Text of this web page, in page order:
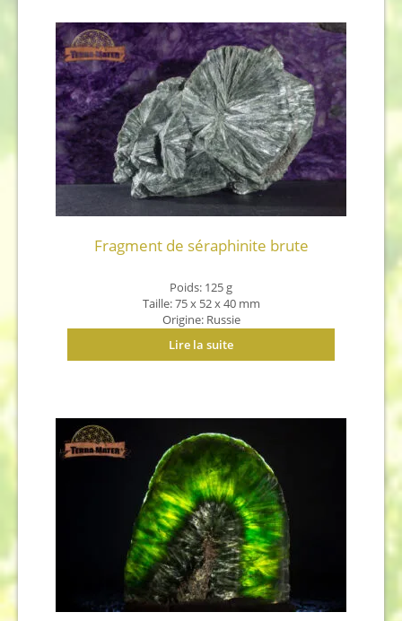
Fragment de séraphinite brute
Poids: 125 g
Taille: 75 x 52 x 40 mm
Origine: Russie
Lire la suite